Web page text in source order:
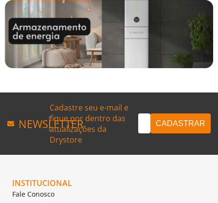
NEWSLETTER
Cadastre seu e-mail e
fique por dentro das
atualizações da
Drystore
INSTITUCIONAL
Fale Conosco